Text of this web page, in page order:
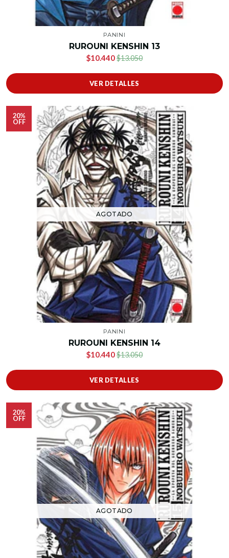
PANINI
RUROUNI KENSHIN 13
$10.440$13.050
VER DETALLES
20%
OFF
AGOTADO
PANINI
RUROUNI KENSHIN 14
$10.440$13.050
VER DETALLES
20%
OFF
AGOTADO